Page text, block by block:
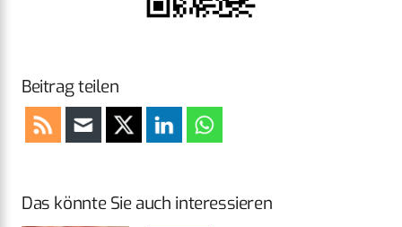
Beitrag teilen
Das könnte Sie auch interessieren